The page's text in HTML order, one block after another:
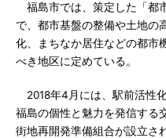
福島市では、策定した「都
で、都市基盤の整備や土地の
化、まちなか居住などの都市
べき地区に定めている。
2018年4月には、駅前活性
福島の個性と魅力を発信する
街地再開発準備組合が設立さ